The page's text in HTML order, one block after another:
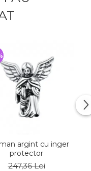
argint cu inger
protector
247,36 Lei